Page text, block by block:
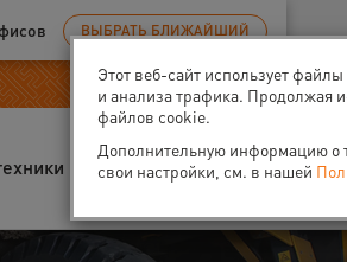
ВЫБРАТЬ БЛИЖАЙШИЙ
Запчасти О нас
Этот веб-сайт использует
и анализа трафика. Продолжая
файлов cookie.
Дополнительную информацию о
свои настройки, см. в нашей